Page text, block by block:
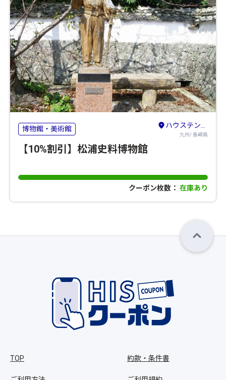
博物館・美術館 ハウステンボス・佐世保・平戸
九州/ 長崎県
【10%割引】松浦史料博物館
クーポン枚数： 在庫あり
TOP 約款・条件書